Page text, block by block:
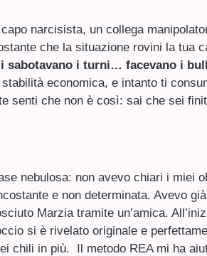
narcisista, un collega
che la situazione rovini la tua
sabotavano i turni… facevano i
economica, e intanto ti
senti che non è così: sai che sei
nebulosa: non avevo chiari i miei
e non determinata. Avevo
Marzia tramite un’amica.
si è rivelato originale e
chili in più. Il metodo REA mi ha